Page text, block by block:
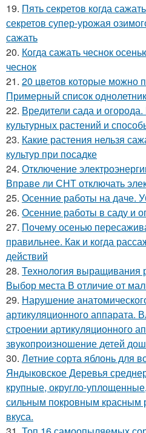
19. Пять секретов когда
секретов супер-урожая
сажать
20. Когда сажать чеснок
чеснок
21. 20 цветов которые можно
Примерный список
22. Вредители сада и
культурных растений и
23. Какие растения нельзя
культур при посадке
24. Отключение
Вправе ли СНТ отключать
25. Осенние работы на даче.
26. Осенние работы в саду и
27. Почему осенью
правильнее. Как и когда
действий
28. Технология выращивания
Выбор места В отличие от
29. Нарушение
артикуляционного аппарата.
строении артикуляционного
звукопроизношение детей
30. Летние сорта яблонь для
Яндыковское Деревья
крупные, округло-
сильным покровным красным
вкуса.